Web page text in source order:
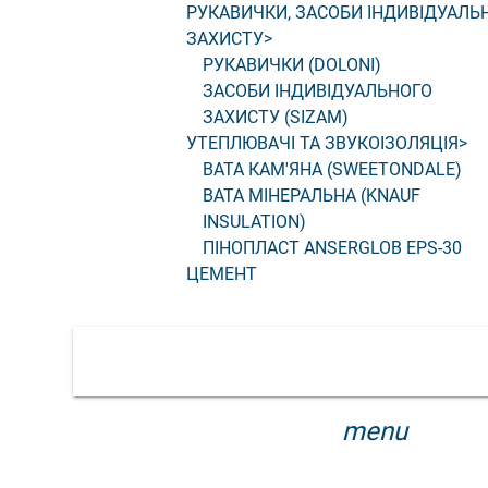
РУКАВИЧКИ, ЗАСОБИ
ЗАХИСТУ>
РУКАВИЧКИ (DOLONI)
ЗАСОБИ ІНДИВІДУАЛЬНОГО
ЗАХИСТУ (SIZAM)
УТЕПЛЮВАЧІ ТА ЗВУКОІЗОЛЯЦІЯ>
ВАТА КАМ'ЯНА (SWEETONDALE)
ВАТА МІНЕРАЛЬНА (KNAUF
INSULATION)
ПІНОПЛАСТ ANSERGLOB EPS-30
ЦЕМЕНТ
menu